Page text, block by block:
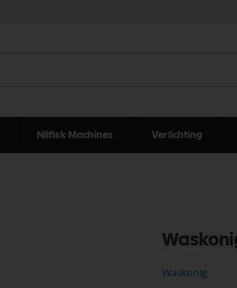
Nilfisk Machines Verlichting
Waskonig